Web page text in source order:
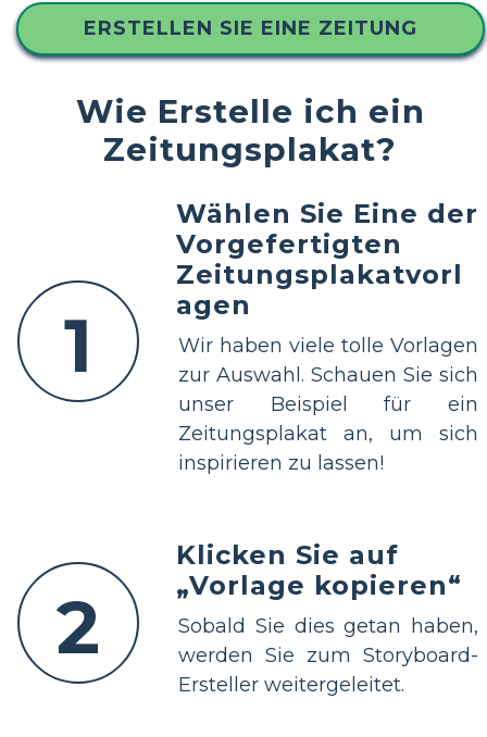
ERSTELLEN SIE EINE ZEITUNG
Wie Erstelle ich ein
Zeitungsplakat?
1
Wählen Sie Eine der
Vorgefertigten
Zeitungsplakatvorl
agen
Wir haben viele tolle Vorlagen
zur Auswahl. Schauen Sie sich
unser Beispiel für ein
Zeitungsplakat an, um sich
inspirieren zu lassen!
2
Klicken Sie auf
„Vorlage kopieren“
Sobald Sie dies getan haben,
werden Sie zum Storyboard-
Ersteller weitergeleitet.